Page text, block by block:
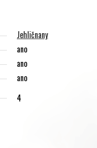
Jehličnany
ano
ano
ano
4